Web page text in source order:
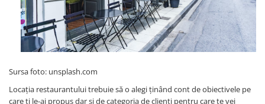
Sursa foto: unsplash.com
Locația restaurantului trebuie să o alegi ținând cont de obiectivele pe
care ți le-ai propus dar și de categoria de clienți pentru care te vei